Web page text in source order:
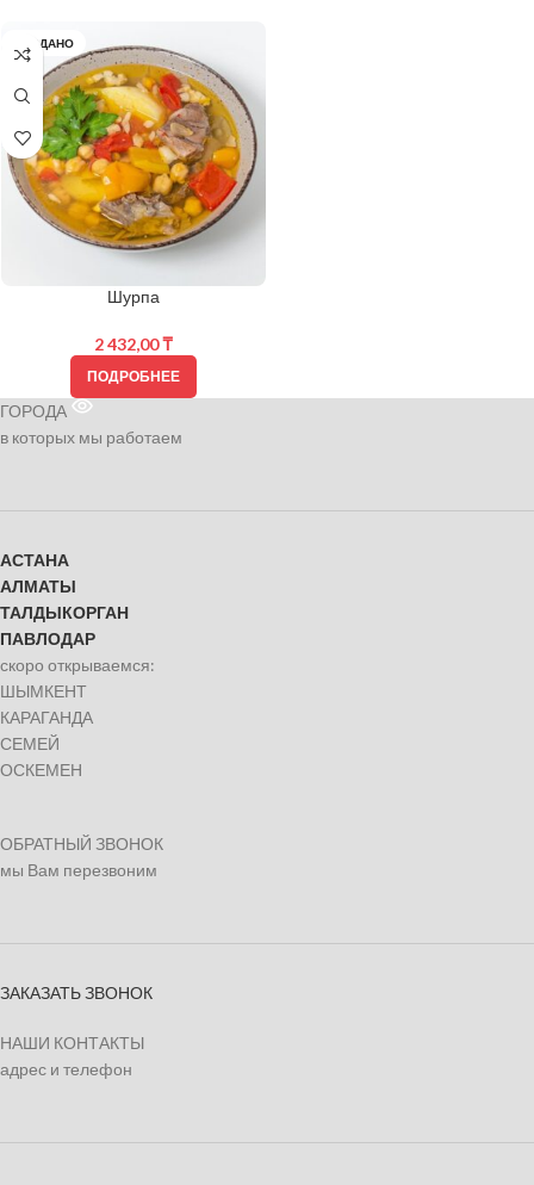
ПРОДАНО
Шурпа
2 432,00₸
ПОДРОБНЕЕ
ГОРОДА
в которых мы работаем
АСТАНА
АЛМАТЫ
ТАЛДЫКОРГАН
ПАВЛОДАР
скоро открываемся:
ШЫМКЕНТ
КАРАГАНДА
СЕМЕЙ
ОСКЕМЕН
ОБРАТНЫЙ ЗВОНОК
мы Вам перезвоним
ЗАКАЗАТЬ ЗВОНОК
НАШИ КОНТАКТЫ
адрес и телефон